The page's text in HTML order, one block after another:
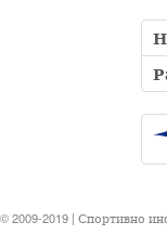
© 2009-2019 | Спортивно